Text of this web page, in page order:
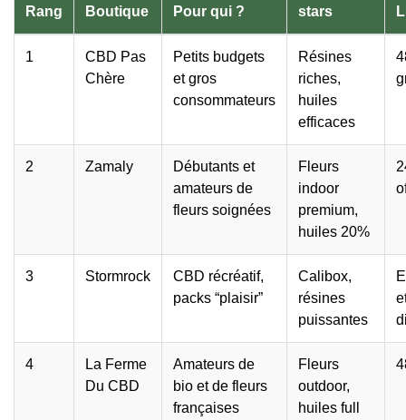
Rang Boutique Pour qui ?
stars
1
CBD Pas
Chère
Petits budgets
et gros
consommateurs
Résines
riches,
huiles
efficaces
2 Zamaly
Débutants et
amateurs de
fleurs soignées
Fleurs
indoor
premium,
huiles 20%
3 Stormrock
CBD récréatif,
packs “plaisir”
Calibox,
résines
puissantes
4
La Ferme
Du CBD
Amateurs de
bio et de fleurs
françaises
Fleurs
outdoor,
huiles full